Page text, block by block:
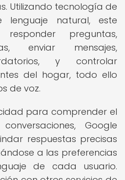
Utilizando tecnología de
lenguaje natural, este
preguntas,
enviar mensajes,
y controlar
del hogar, todo ello
de voz.
para comprender el
Google
respuestas precisas
a las preferencias
de cada usuario.